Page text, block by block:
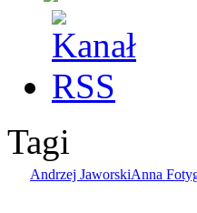
Tagi
Andrzej JaworskiAnna